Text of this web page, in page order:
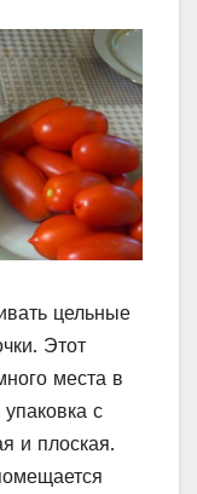
цельные
Этот
места в
с
и плоская.